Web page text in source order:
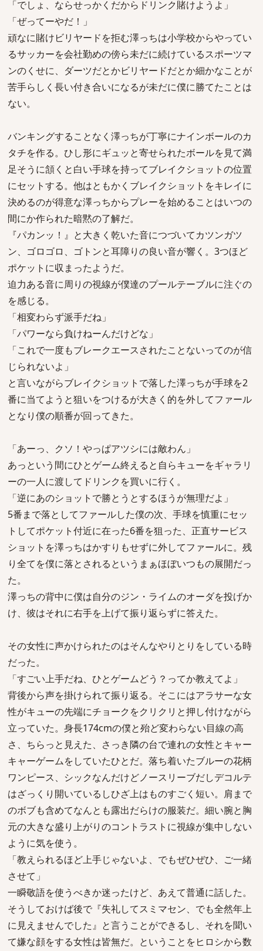
「でしょ、ならせっかくだからドリンク賭けようよ」
「ぜってーやだ！」
頑なに賭けビリヤードを拒む澤っちは小学校からやってい
るサッカーを会社勤めの傍ら未だに続けているスポーツマ
ンのくせに、ダーツだとかビリヤードだとか細かなことが
苦手らしく長い付き合いになるが未だに僕に勝てたことは
ない。
バンキングすることなく澤っちが丁寧にナインボールのカ
タチを作る。ひし形にギュッと寄せられたボールを見て満
足そうに頷くと白い手球を持ってブレイクショットの位置
にセットする。他はともかくブレイクショットをキレイに
決めるのが得意な澤っちからプレーを始めることはいつの
間にか作られた暗黙の了解だ。
『パカンッ！』と大きく乾いた音につづいてカツンガツ
ン、ゴロゴロ、ゴトンと耳障りの良い音が響く。3つほど
ポケットに収まったようだ。
迫力ある音に周りの視線が僕達のプールテーブルに注ぐの
を感じる。
「相変わらず派手だね」
「パワーなら負けねーんだけどな」
「これで一度もブレークエースされたことないってのが信
じられないよ」
と言いながらブレイクショットで落した澤っちが手球を2
番に当てようと狙いをつけるが大きく的を外してファール
となり僕の順番が回ってきた。
「あーっ、クソ！やっぱアツシには敵わん」
あっという間にひとゲーム終えると自らキューをギャラリ
ーの一人に渡してドリンクを買いに行く。
「逆にあのショットで勝とうとするほうが無理だよ」
5番まで落としてファールした僕の次、手球を慎重にセッ
トしてポケット付近に在った6番を狙った、正直サービス
ショットを澤っちはかすりもせずに外してファールに。残
り全てを僕に落とされるというまぁほぼいつもの展開だっ
た。
澤っちの背中に僕は自分のジン・ライムのオーダを投げか
け、彼はそれに右手を上げて振り返らずに答えた。
その女性に声かけられたのはそんなやりとりをしている時
だった。
「すごい上手だね、ひとゲームどう？ってか教えてよ」
背後から声を掛けられて振り返る。そこにはアラサーな女
性がキューの先端にチョークをクリクリと押し付けながら
立っていた。身長174cmの僕と殆ど変わらない目線の高
さ、ちらっと見えた、さっき隣の台で連れの女性とキャー
キャーゲームをしていたひとだ。落ち着いたブルーの花柄
ワンピース、シックなんだけどノースリーブだしデコルテ
はざっくり開いているしひざ上はものすごく短い。肩まで
のボブも含めてなんとも露出だらけの服装だ。細い腕と胸
元の大きな盛り上がりのコントラストに視線が集中しない
ように気を使う。
「教えられるほど上手じゃないよ、でもぜひぜひ、ご一緒
させて」
一瞬敬語を使うべきか迷ったけど、あえて普通に話した。
そうしておけば後で『失礼してスミマセン、でも全然年上
に見えませんでした』と言うことができるし、それを聞い
て嫌な顔をする女性は皆無だ。ということをヒロシから数